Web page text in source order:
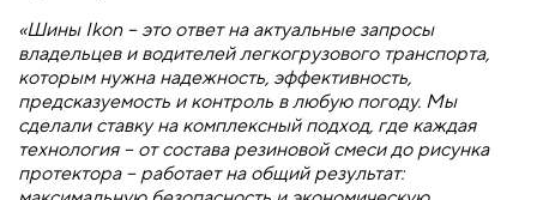
«Шины Ikon – это ответ на актуальные запросы
владельцев и водителей легкогрузового транспорта,
которым нужна надежность, эффективность,
предсказуемость и контроль в любую погоду. Мы
сделали ставку на комплексный подход, где каждая
технология – от состава резиновой смеси до рисунка
протектора – работает на общий результат: